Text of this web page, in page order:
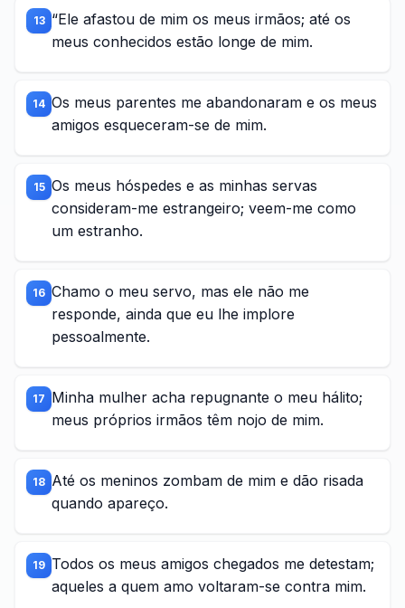
13 “Ele afastou de mim os meus irmãos; até os
meus conhecidos estão longe de mim.
14 Os meus parentes me abandonaram e os meus
amigos esqueceram-se de mim.
15 Os meus hóspedes e as minhas servas
consideram-me estrangeiro; veem-me como
um estranho.
16 Chamo o meu servo, mas ele não me
responde, ainda que eu lhe implore
pessoalmente.
17 Minha mulher acha repugnante o meu hálito;
meus próprios irmãos têm nojo de mim.
18 Até os meninos zombam de mim e dão risada
quando apareço.
19 Todos os meus amigos chegados me detestam;
aqueles a quem amo voltaram-se contra mim.